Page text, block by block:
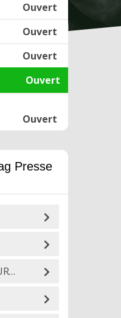
Ouvert
Ouvert
Ouvert
Ouvert
Ouvert
Presse
LE RENDEZ VOUS DES TROTTEURS